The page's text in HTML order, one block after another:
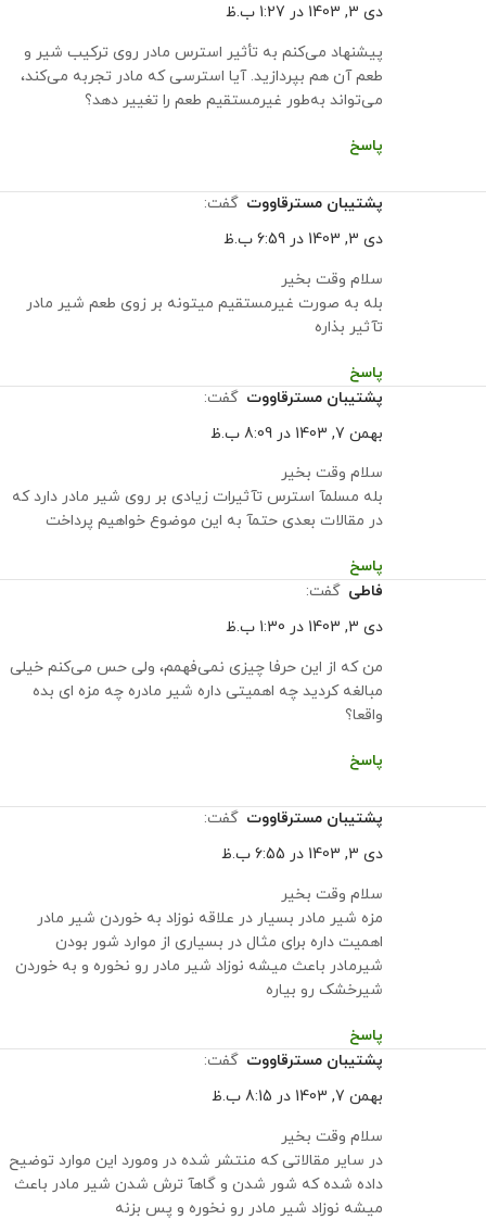
دی 3, 1403 در 1:27 ب.ظ
پیشنهاد می‌کنم به تأثیر استرس مادر روی ترکیب شیر و
طعم آن هم بپردازید. آیا استرسی که مادر تجربه می‌کند،
می‌تواند به‌طور غیرمستقیم طعم را تغییر دهد؟
پاسخ
پشتیبان مسترقاووت گفت:
دی 3, 1403 در 6:59 ب.ظ
سلام وقت بخیر
بله به صورت غیرمستقیم میتونه بر زوی طعم شیر مادر
تآثیر بذاره
پاسخ
پشتیبان مسترقاووت گفت:
بهمن 7, 1403 در 8:09 ب.ظ
سلام وقت بخیر
بله مسلمآ استرس تآثیرات زیادی بر روی شیر مادر دارد که
در مقالات بعدی حتمآ به این موضوع خواهیم پرداخت
پاسخ
فاطی گفت:
دی 3, 1403 در 1:30 ب.ظ
من که از این حرفا چیزی نمی‌فهمم، ولی حس می‌کنم خیلی
مبالغه کردید چه اهمیتی داره شیر مادره چه مزه ای بده
واقعا؟
پاسخ
پشتیبان مسترقاووت گفت:
دی 3, 1403 در 6:55 ب.ظ
سلام وقت بخیر
مزه شیر مادر بسیار در علاقه نوزاد به خوردن شیر مادر
اهمیت داره برای مثال در بسیاری از موارد شور بودن
شیرمادر باعث میشه نوزاد شیر مادر رو نخوره و به خوردن
شیرخشک رو بیاره
پاسخ
پشتیبان مسترقاووت گفت:
بهمن 7, 1403 در 8:15 ب.ظ
سلام وقت بخیر
در سایر مقالاتی که منتشر شده در ومورد این موارد توضیح
داده شده که شور شدن و گاهآ ترش شدن شیر مادر باعث
میشه نوزاد شیر مادر رو نخوره و پس بزنه